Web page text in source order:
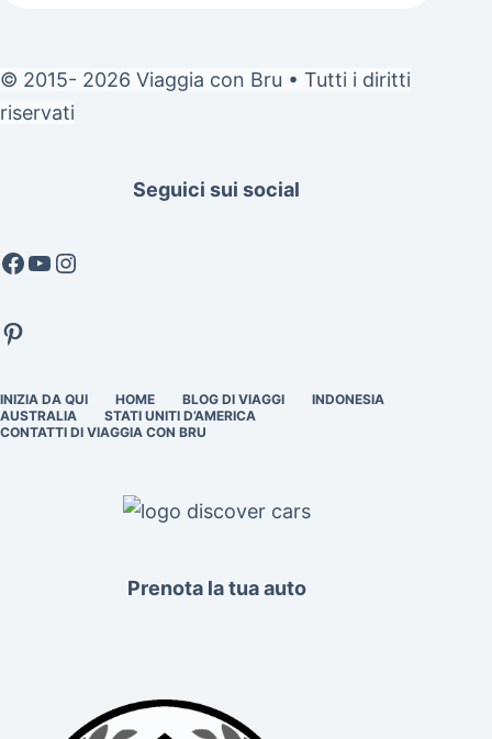
© 2015- 2026 Viaggia con Bru • Tutti i diritti
riservati
Seguici sui social
Facebook
YouTube
Instagram
Pinterest
INIZIA DA QUI HOME BLOG DI VIAGGI
INDONESIA
AUSTRALIA
STATI UNITI D’AMERICA
CONTATTI DI VIAGGIA CON BRU
Prenota la tua auto